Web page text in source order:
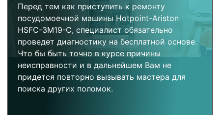
Перед тем как приступить к ремонту
посудомоечной машины Hotpoint-Ariston
HSFC-3M19-C, специалист обязательно
проведет диагностику на бесплатной основе.
Что бы быть точно в курсе причины
неисправности и в дальнейшем Вам не
придется повторно вызывать мастера для
поиска других поломок.